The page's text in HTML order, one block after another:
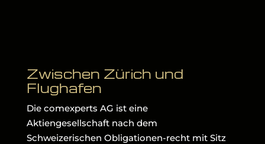
Zwischen Zürich und
Flughafen
Die comexperts AG ist eine
Aktiengesellschaft nach dem
Schweizerischen Obligationen-recht mit Sitz